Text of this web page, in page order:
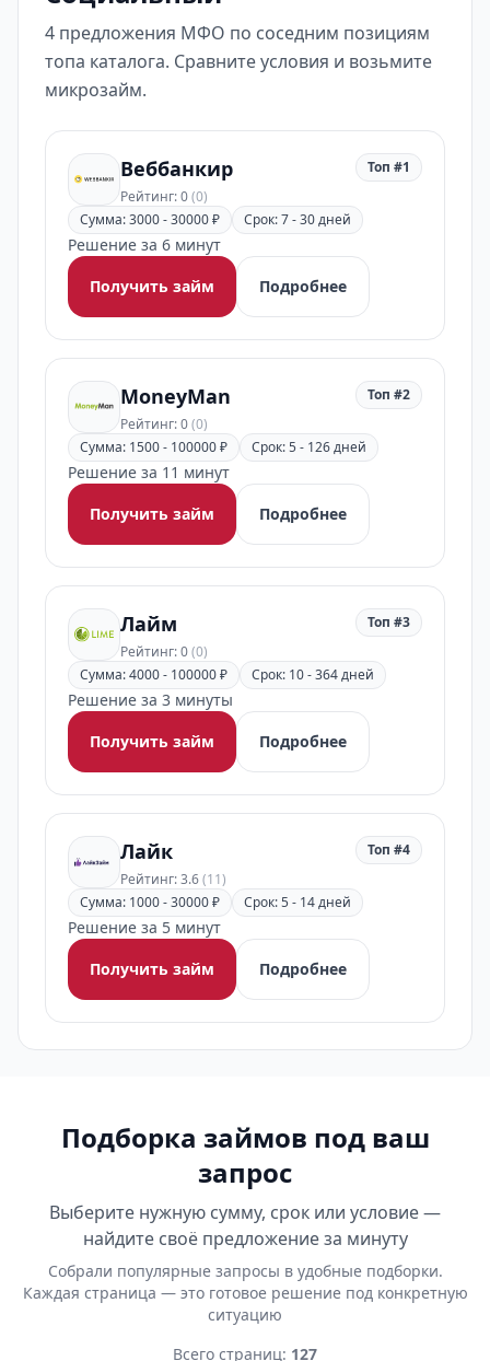
4 предложения МФО по соседним позициям
топа каталога. Сравните условия и возьмите
микрозайм.
Веббанкир
Рейтинг: 0(0)
Топ #1
Сумма: 3000 - 30000 ₽ Срок: 7 - 30 дней
Решение за 6 минут
Получить займ
Подробнее
MoneyMan
Рейтинг: 0(0)
Топ #2
Сумма: 1500 - 100000 ₽ Срок: 5 - 126 дней
Решение за 11 минут
Получить займ
Подробнее
Лайм
Рейтинг: 0(0)
Топ #3
Сумма: 4000 - 100000 ₽ Срок: 10 - 364 дней
Решение за 3 минуты
Получить займ
Подробнее
Лайк
Рейтинг: 3.6(11)
Топ #4
Сумма: 1000 - 30000 ₽ Срок: 5 - 14 дней
Решение за 5 минут
Получить займ
Подробнее
Подборка займов под ваш
запрос
Выберите нужную сумму, срок или условие —
найдите своё предложение за минуту
Собрали популярные запросы в удобные подборки.
Каждая страница — это готовое решение под конкретную
ситуацию
Всего страниц: 127